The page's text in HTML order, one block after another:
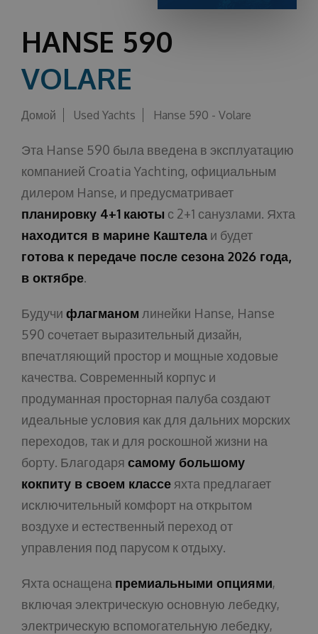
HANSE 590
VOLARE
Домой Used Yachts Hanse 590 - Volare
Эта Hanse 590 была введена в эксплуатацию
компанией Croatia Yachting, официальным
дилером Hanse, и предусматривает
планировку 4+1 каюты с 2+1 санузлами. Яхта
находится в марине Каштела и будет
готова к передаче после сезона 2026 года,
в октябре.
Будучи флагманом линейки Hanse, Hanse
590 сочетает выразительный дизайн,
впечатляющий простор и мощные ходовые
качества. Современный корпус и
продуманная просторная палуба создают
идеальные условия как для дальних морских
переходов, так и для роскошной жизни на
борту. Благодаря самому большому
кокпиту в своем классе яхта предлагает
исключительный комфорт на открытом
воздухе и естественный переход от
управления под парусом к отдыху.
Яхта оснащена премиальными опциями,
включая электрическую основную лебедку,
электрическую вспомогательную лебедку,